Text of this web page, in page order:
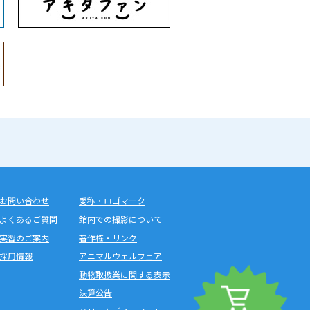
お問い合わせ
よくあるご質問
実習のご案内
採用情報
愛称・ロゴマーク
館内での撮影について
著作権・リンク
アニマルウェルフェア
動物取扱業に関する表示
決算公告